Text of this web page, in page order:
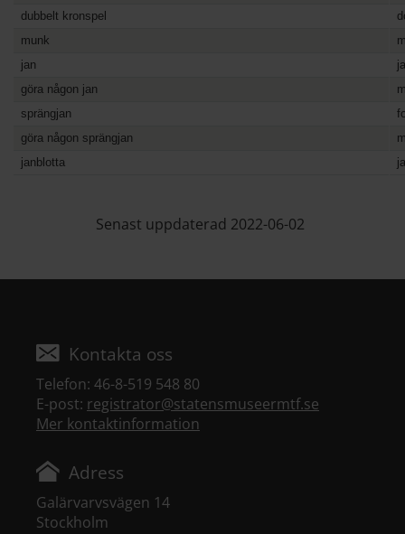
dubbelt kronspel
munk
jan
göra någon jan
sprängjan
göra någon sprängjan
janblotta
Senast uppdaterad 2022-06-02
Kontakta oss
Telefon: 46-8-519 548 80
E-post: registrator@statensmuseermtf.se
Mer kontaktinformation
Adress
Galärvarvsvägen 14
Stockholm